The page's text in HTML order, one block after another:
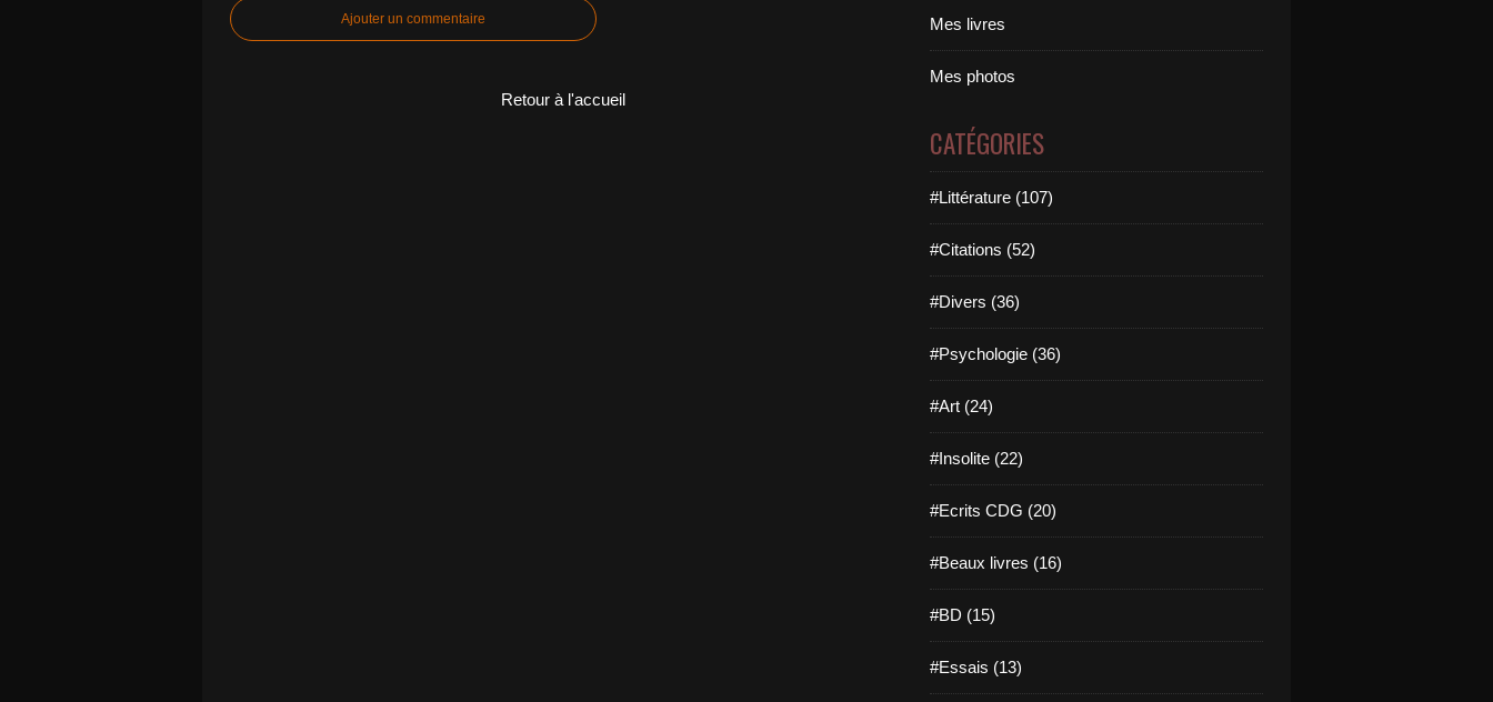
Ajouter un commentaire
Retour à l'accueil
Mes livres
Mes photos
CATÉGORIES
#Littérature (107)
#Citations (52)
#Divers (36)
#Psychologie (36)
#Art (24)
#Insolite (22)
#Ecrits CDG (20)
#Beaux livres (16)
#BD (15)
#Essais (13)